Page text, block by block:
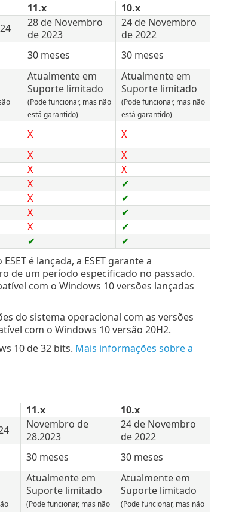
11.x
10.x
28 de Novembro
de 2023
24 de Novembro
de 2022
30 meses 30 meses
Atualmente em
Suporte limitado
(Pode funcionar, mas não
está garantido)
Atualmente em
Suporte limitado
(Pode funcionar, mas não
está garantido)
X
X
X
X
X
X
X
✔
X
✔
X
✔
X
✔
✔
✔
é lançada, a ESET garante a
de um período especificado no passado.
com o Windows 10 versões lançadas
do sistema operacional com as versões
com o Windows 10 versão 20H2.
10 de 32 bits. Mais informações sobre a
11.x
10.x
Novembro de
28.2023
24 de Novembro
de 2022
30 meses 30 meses
Atualmente em
Suporte limitado
(Pode funcionar, mas não
Atualmente em
Suporte limitado
(Pode funcionar, mas não